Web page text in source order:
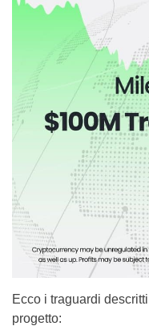
Ecco i traguardi
progetto: